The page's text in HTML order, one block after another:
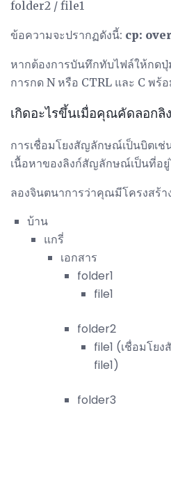
folder2 / file1
ข้อความจะปรากฏดังนี้: cp:
หากต้องการบันทึกทับไฟล์ให้กด
การกด N หรือ CTRL และ C พร้
เกิดอะไรขึ้นเมื่อคุณคัดลอก
การเชื่อมโยงสัญลักษณ์เป็นบิตเช่
เนื้อหาของลิงก์สัญลักษณ์เป็นที่อยู่
ลองจินตนาการว่าคุณมีโครงสร้า
บ้าน
แกรี่
เอกสาร
folder1
file1
folder2
file1 (เชื่อมโย
file1)
folder3